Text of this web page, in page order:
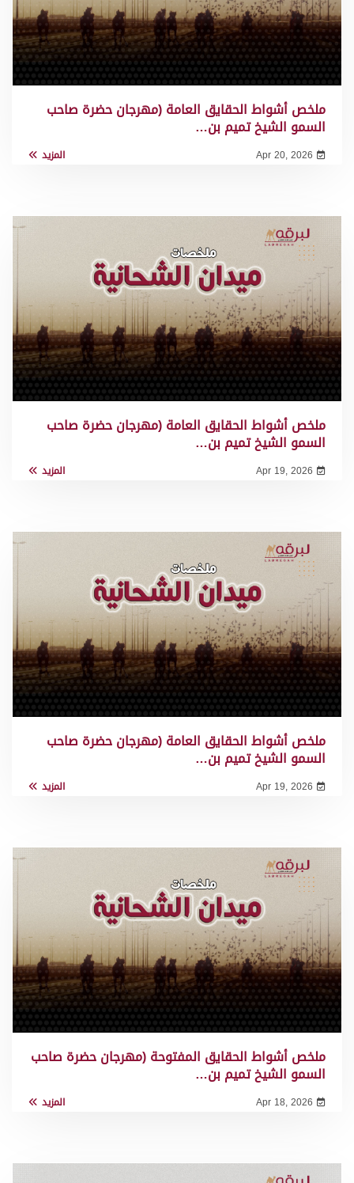
ملخص أشواط الحقايق العامة (مهرجان حضرة صاحب
السمو الشيخ تميم بن…
Apr 20, 2026 المزيد
ملخص أشواط الحقايق العامة (مهرجان حضرة صاحب
السمو الشيخ تميم بن…
Apr 19, 2026 المزيد
ملخص أشواط الحقايق العامة (مهرجان حضرة صاحب
السمو الشيخ تميم بن…
Apr 19, 2026 المزيد
ملخص أشواط الحقايق المفتوحة (مهرجان حضرة صاحب
السمو الشيخ تميم بن…
Apr 18, 2026 المزيد